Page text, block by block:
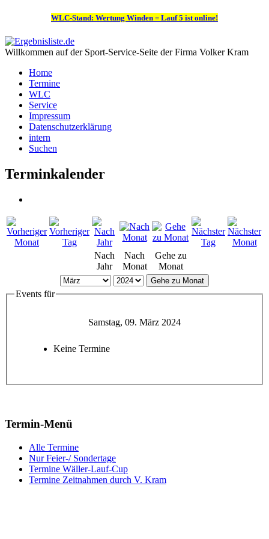
WLC-Stand: Wertung Winden = Lauf 5 ist online!
Willkommen auf der Sport-Service-Seite der Firma Volker Kram
Home
Termine
WLC
Service
Impressum
Datenschutzerklärung
intern
Suchen
Terminkalender
Nach
Jahr
Nach
Monat
Gehe zu
Monat
Gehe zu Monat
Events für
Samstag, 09. März 2024
Keine Termine
Termin-Menü
Alle Termine
Nur Feier-/ Sondertage
Termine Wäller-Lauf-Cup
Termine Zeitnahmen durch V. Kram